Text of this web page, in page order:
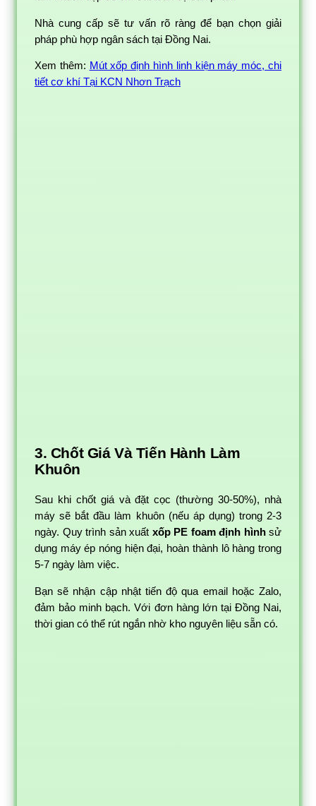
Nhà cung cấp sẽ tư vấn rõ ràng để bạn chọn giải
pháp phù hợp ngân sách tại Đồng Nai.
Xem thêm: Mút xốp định hình linh kiện máy móc, chi
tiết cơ khí Tại KCN Nhơn Trạch
3. Chốt Giá Và Tiến Hành Làm
Khuôn
Sau khi chốt giá và đặt cọc (thường 30-50%), nhà
máy sẽ bắt đầu làm khuôn (nếu áp dụng) trong 2-3
ngày. Quy trình sản xuất xốp PE foam định hìnhsử
dụng máy ép nóng hiện đại, hoàn thành lô hàng trong
5-7 ngày làm việc.
Bạn sẽ nhận cập nhật tiến độ qua email hoặc Zalo,
đảm bảo minh bạch. Với đơn hàng lớn tại Đồng Nai,
thời gian có thể rút ngắn nhờ kho nguyên liệu sẵn có.